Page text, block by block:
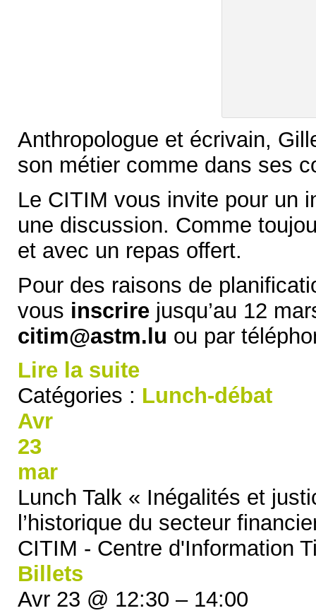
Anthropologue et écrivain,
son métier comme dans ses
Le CITIM vous invite pour un
une discussion. Comme
et avec un repas offert.
Pour des raisons de
vous inscrire jusqu’au 12
citim@astm.lu ou par
Lire la suite
Catégories : Lunch-débat
Avr
23
mar
Lunch Talk « Inégalités et
l’historique du secteur
CITIM - Centre d'Information
Billets
Avr 23 @ 12:30 – 14:00